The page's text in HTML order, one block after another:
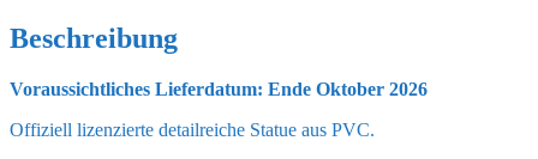
Beschreibung
Voraussichtliches Lieferdatum: Ende Oktober 2026
Offiziell lizenzierte detailreiche Statue aus PVC.